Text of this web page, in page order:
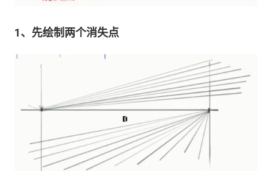
1、先绘制两个消失点